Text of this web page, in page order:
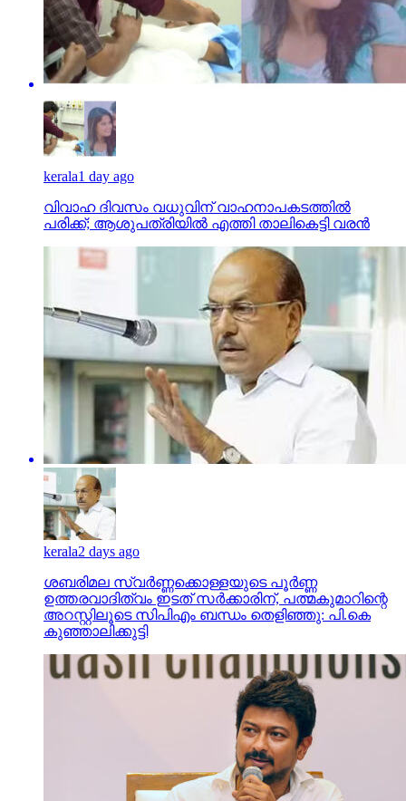
kerala1 day ago
വിവാഹ ദിവസം വധുവിന് വാഹനാപകടത്തില്‍
പരിക്ക്; ആശുപത്രിയില്‍ എത്തി താലികെട്ടി വരന്‍
kerala2 days ago
ശബരിമല സ്വര്‍ണ്ണക്കൊള്ളയുടെ പൂര്‍ണ്ണ
ഉത്തരവാദിത്വം ഇടത് സര്‍ക്കാരിന്, പത്മകുമാറിന്റെ
അറസ്റ്റിലൂടെ സിപിഎം ബന്ധം തെളിഞ്ഞു: പി.കെ
കുഞ്ഞാലിക്കുട്ടി